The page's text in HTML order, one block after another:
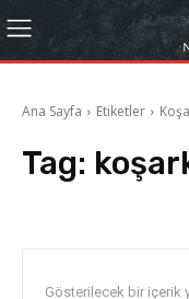
Ana Sayfa Etiketler
Tag:
Gösterilecek bir içerik